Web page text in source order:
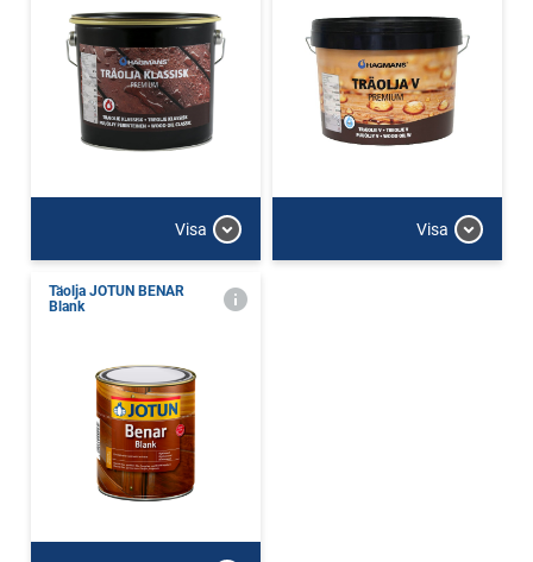
Visa Visa
Täolja JOTUN BENAR
Blank